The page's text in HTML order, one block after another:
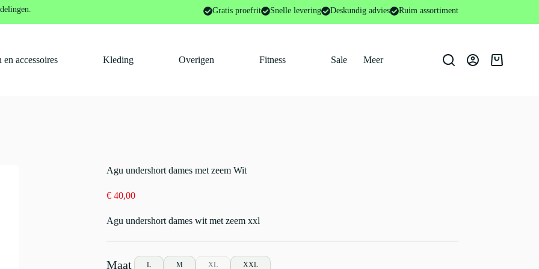
Gratis proefrit Snelle levering Deskundig advies Ruim assortiment
en accessoires Kleding Overigen Fitness Sale Meer
met zeem Wit
Agu undershort dames met zeem Wit
€40,00
Agu undershort dames wit met zeem xxl
L M XL XXL